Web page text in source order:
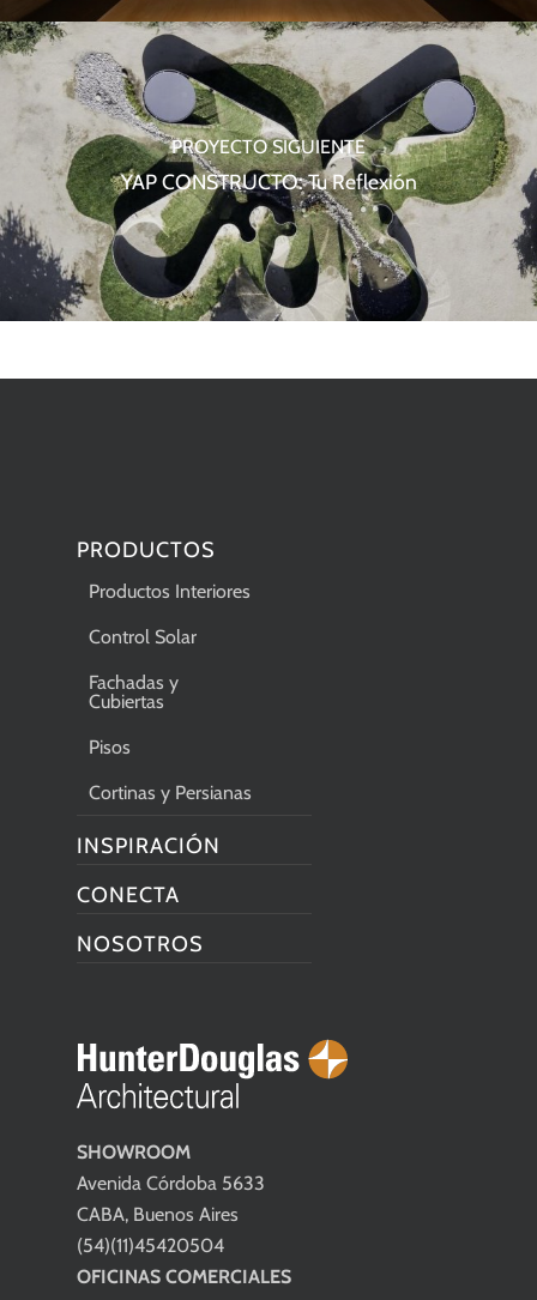
PROYECTO SIGUIENTE
YAP CONSTRUCTO: Tu Reflexión
SHOWROOM
Avenida Córdoba 5633
CABA, Buenos Aires
(54)(11)45420504
OFICINAS COMERCIALES
PRODUCTOS
Productos Interiores
Control Solar
Fachadas y
Cubiertas
Pisos
Cortinas y Persianas
INSPIRACIÓN
CONECTA
NOSOTROS